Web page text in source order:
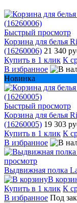
Быстрый просмотр
Корзина для белья
(16260006) 21 340
Купить в 1 клик К
В избранное
Новинка
Быстрый просмотр
Корзина для белья
(16260005) 19 303
Купить в 1 клик К
В избранное
просмотр
Выдвижная полка
В
Купить в 1 клик К
В избранное Под